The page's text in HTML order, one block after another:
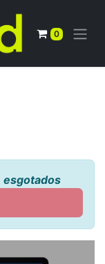
0
esgotados